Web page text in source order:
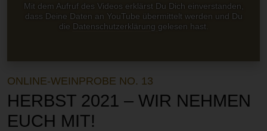
Mit dem Aufruf des Videos erklärst Du Dich einverstanden,
dass Deine Daten an YouTube übermittelt werden und Du
die Datenschutzerklärung gelesen hast.
ONLINE-WEINPROBE NO. 13
HERBST 2021 – WIR NEHMEN
EUCH MIT!